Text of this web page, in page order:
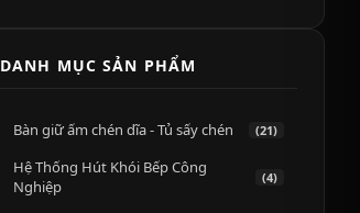
DANH MỤC SẢN PHẨM
Bàn giữ ấm chén dĩa - Tủ sấy chén (21)
Hệ Thống Hút Khói Bếp Công
Nghiệp
(4)